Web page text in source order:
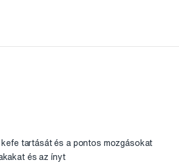
tartását és a pontos mozgásokat
és az ínyt